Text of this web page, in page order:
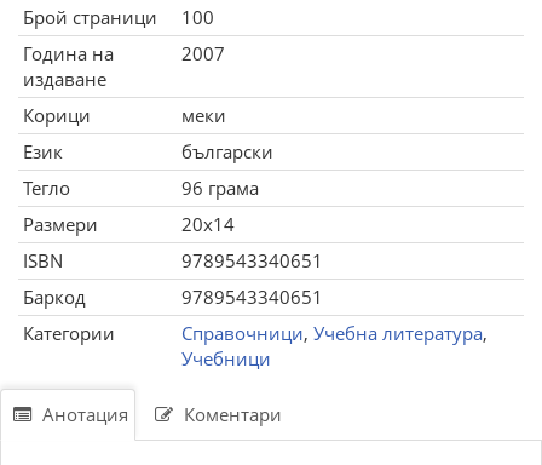
Брой страници
100
Година на
издаване
2007
Корици
меки
Език
български
Тегло
96 грама
Размери
20x14
ISBN
9789543340651
Баркод
9789543340651
Категории
Справочници, Учебна литература,
Учебници
Анотация Коментари